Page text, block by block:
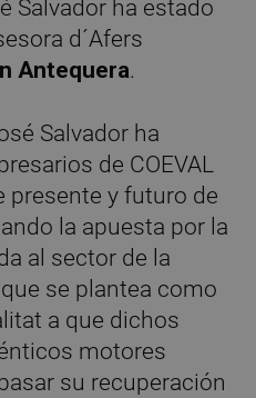
Salvador ha estado
d´Afers
Antequera.
Salvador ha
de COEVAL
presente y futuro de
la apuesta por la
al sector de la
se plantea como
a que dichos
motores
su recuperación